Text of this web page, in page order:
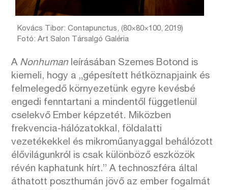
Kovács Tibor: Contapunctus, (80×80×100, 2019)
Fotó: Art Salon Társalgó Galéria
A Nonhuman leírásában Szemes Botond is
kiemeli, hogy a „gépesített hétköznapjaink és
felmelegedő környezetünk egyre kevésbé
engedi fenntartani a mindentől függetlenül
cselekvő Ember képzetét. Miközben
frekvencia-hálózatokkal, földalatti
vezetékekkel és mikroműanyaggal behálózott
élővilágunkról is csak különböző eszközök
révén kaphatunk hírt.” A technoszféra által
áthatott poszthumán jövő az ember fogalmát